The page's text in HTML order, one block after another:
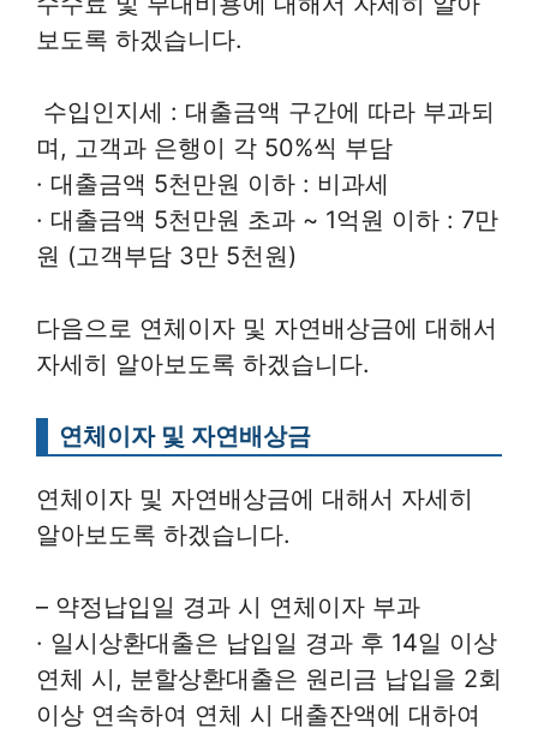
보도록 하겠습니다.
수입인지세 : 대출금액 구간에 따라 부과되
며, 고객과 은행이 각 50%씩 부담
· 대출금액 5천만원 이하 : 비과세
· 대출금액 5천만원 초과 ~ 1억원 이하 : 7만
원 (고객부담 3만 5천원)
다음으로 연체이자 및 자연배상금에 대해서
자세히 알아보도록 하겠습니다.
연체이자 및 자연배상금
연체이자 및 자연배상금에 대해서 자세히
알아보도록 하겠습니다.
– 약정납입일 경과 시 연체이자 부과
· 일시상환대출은 납입일 경과 후 14일 이상
연체 시, 분할상환대출은 원리금 납입을 2회
이상 연속하여 연체 시 대출잔액에 대하여